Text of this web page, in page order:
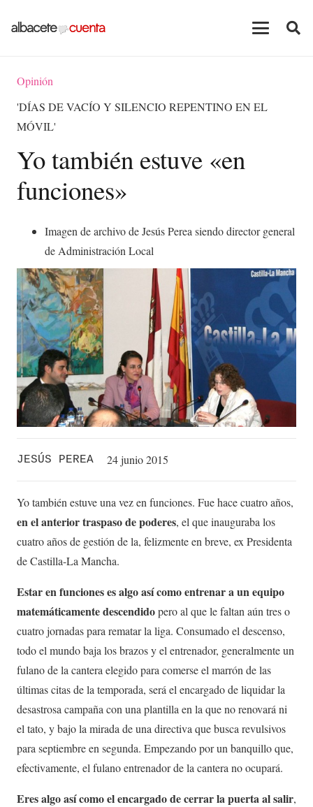
Opinión
'DÍAS DE VACÍO Y SILENCIO REPENTINO EN EL
MÓVIL'
Yo también estuve «en
funciones»
Imagen de archivo de Jesús Perea siendo director general
de Administración Local
JESÚS PEREA 24 junio 2015
Yo también estuve una vez en funciones. Fue hace cuatro años,
en el anterior traspaso de poderes, el que inauguraba los
cuatro años de gestión de la, felizmente en breve, ex Presidenta
de Castilla-La Mancha.
Estar en funciones es algo así como entrenar a un equipo
matemáticamente descendidopero al que le faltan aún tres o
cuatro jornadas para rematar la liga. Consumado el descenso,
todo el mundo baja los brazos y el entrenador, generalmente un
fulano de la cantera elegido para comerse el marrón de las
últimas citas de la temporada, será el encargado de liquidar la
desastrosa campaña con una plantilla en la que no renovará ni
el tato, y bajo la mirada de una directiva que busca revulsivos
para septiembre en segunda. Empezando por un banquillo que,
efectivamente, el fulano entrenador de la cantera no ocupará.
Eres algo así como el encargado de cerrar la puerta al salir,